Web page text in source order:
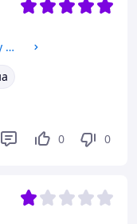
Сироватка для обличчя Eqqualberry Bakuchiol Plumping Serum, 30 мл
0 0